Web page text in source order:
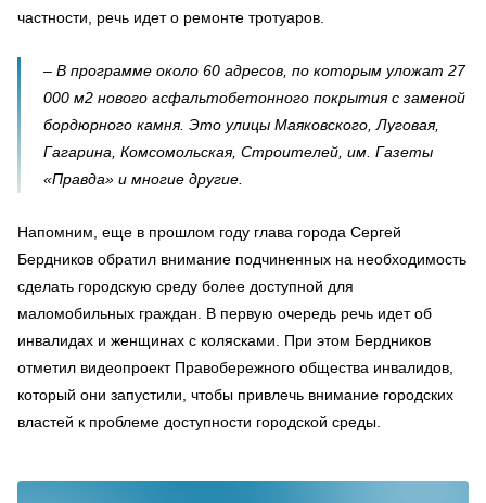
частности, речь идет о ремонте тротуаров.
– В программе около 60 адресов, по которым уложат 27
000 м2 нового асфальтобетонного покрытия с заменой
бордюрного камня. Это улицы Маяковского, Луговая,
Гагарина, Комсомольская, Строителей, им. Газеты
«Правда» и многие другие.
Напомним, еще в прошлом году глава города Сергей
Бердников обратил внимание подчиненных на необходимость
сделать городскую среду более доступной для
маломобильных граждан. В первую очередь речь идет об
инвалидах и женщинах с колясками. При этом Бердников
отметил видеопроект Правобережного общества инвалидов,
который они запустили, чтобы привлечь внимание городских
властей к проблеме доступности городской среды.